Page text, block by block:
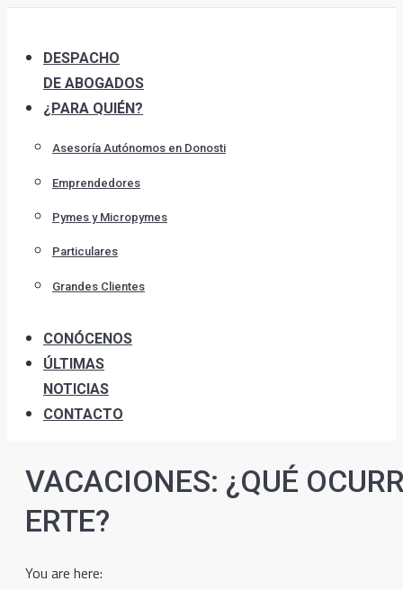
content
DESPACHO
DE ABOGADOS
¿PARA QUIÉN?
Asesoría Autónomos en Donosti
Emprendedores
Pymes y Micropymes
Particulares
Grandes Clientes
CONÓCENOS
ÚLTIMAS
NOTICIAS
CONTACTO
VACACIONES: ¿QUÉ
ERTE?
You are here: